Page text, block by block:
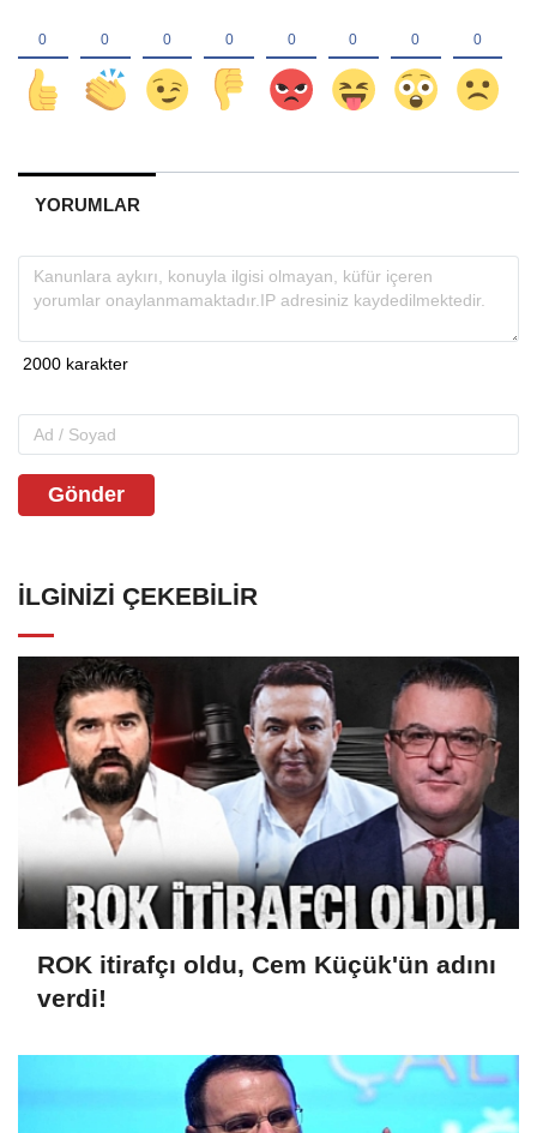
YORUMLAR
Gönder
İLGINIZI ÇEKEBILIR
ROK itirafçı oldu, Cem Küçük'ün adını
verdi!